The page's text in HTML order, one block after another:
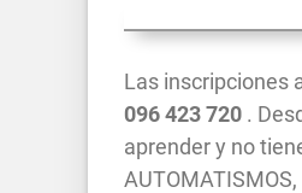
Las inscripciones
096 423 720 .
aprender y no
AUTOMATISMOS,